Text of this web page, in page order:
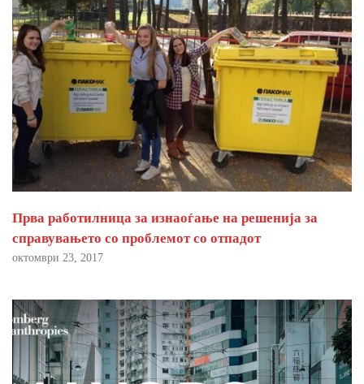
Прва работилница за изнаоѓање на решенија за
справувањето со проблемот со отпадот
октомври 23, 2017